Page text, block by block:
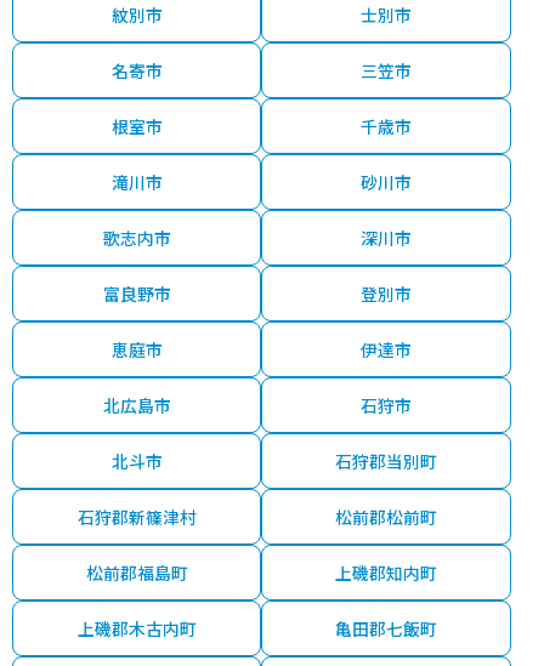
紋別市 士別市
名寄市 三笠市
根室市 千歳市
滝川市 砂川市
歌志内市 深川市
富良野市 登別市
恵庭市 伊達市
北広島市 石狩市
北斗市 石狩郡当別町
石狩郡新篠津村 松前郡松前町
松前郡福島町 上磯郡知内町
上磯郡木古内町 亀田郡七飯町